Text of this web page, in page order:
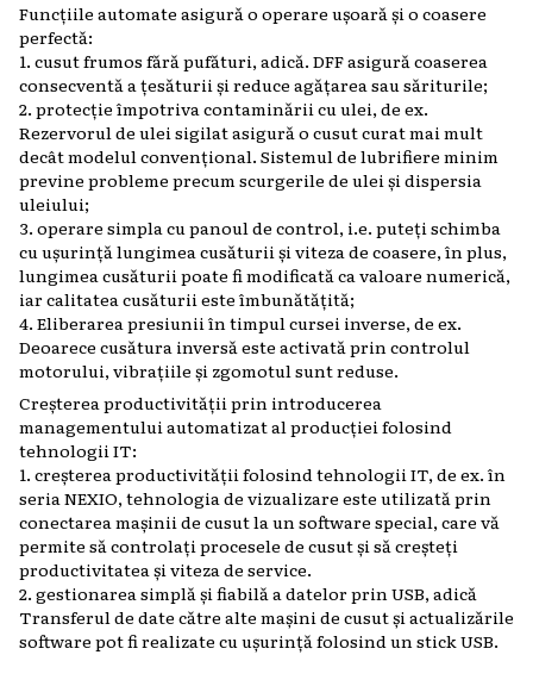
Funcțiile automate asigură o operare ușoară și o coasere
perfectă:
1. cusut frumos fără pufături, adică. DFF asigură coaserea
consecventă a țesăturii și reduce agățarea sau săriturile;
2. protecție împotriva contaminării cu ulei, de ex.
Rezervorul de ulei sigilat asigură o cusut curat mai mult
decât modelul convențional. Sistemul de lubrifiere minim
previne probleme precum scurgerile de ulei și dispersia
uleiului;
3. operare simpla cu panoul de control, i.e. puteți schimba
cu ușurință lungimea cusăturii și viteza de coasere, în plus,
lungimea cusăturii poate fi modificată ca valoare numerică,
iar calitatea cusăturii este îmbunătățită;
4. Eliberarea presiunii în timpul cursei inverse, de ex.
Deoarece cusătura inversă este activată prin controlul
motorului, vibrațiile și zgomotul sunt reduse.
Creșterea productivității prin introducerea
managementului automatizat al producției folosind
tehnologii IT:
1. creșterea productivității folosind tehnologii IT, de ex. în
seria NEXIO, tehnologia de vizualizare este utilizată prin
conectarea mașinii de cusut la un software special, care vă
permite să controlați procesele de cusut și să creșteți
productivitatea și viteza de service.
2. gestionarea simplă și fiabilă a datelor prin USB, adică
Transferul de date către alte mașini de cusut și actualizările
software pot fi realizate cu ușurință folosind un stick USB.